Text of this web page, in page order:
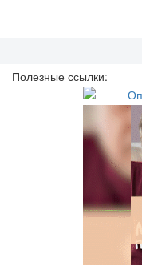
Полезные ссылки: